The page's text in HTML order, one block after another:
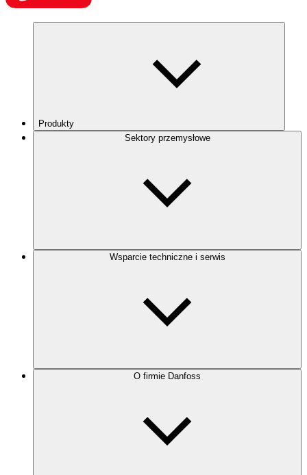
Produkty
Sektory przemysłowe
Wsparcie techniczne i serwis
O firmie Danfoss